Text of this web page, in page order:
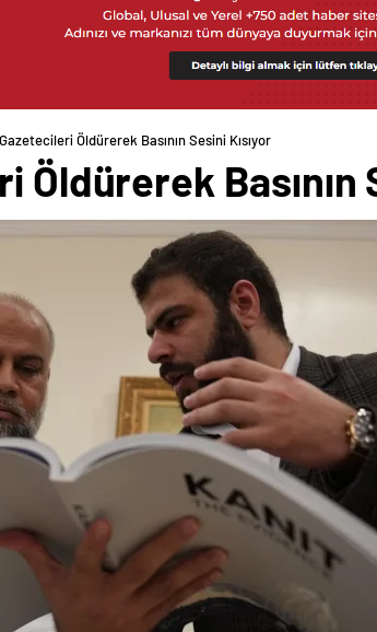
Öldürerek Basının Sesini Kısıyor
Basının